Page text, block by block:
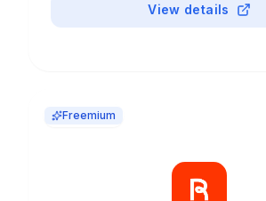
View details
Freemium